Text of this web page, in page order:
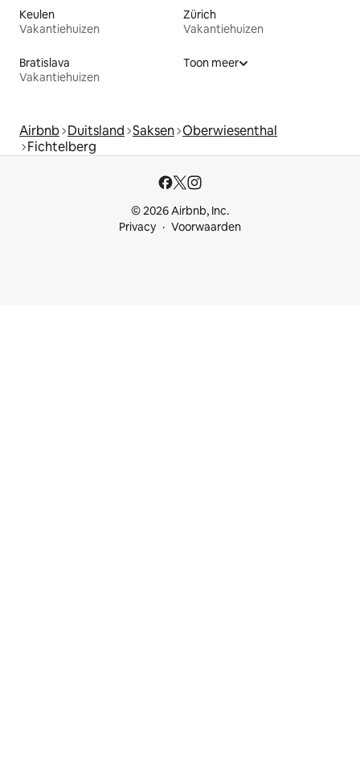
Keulen
Vakantiehuizen
Zürich
Vakantiehuizen
Bratislava
Vakantiehuizen
Toon meer
Airbnb Duitsland Saksen Oberwiesenthal
Fichtelberg
© 2026 Airbnb, Inc.
Privacy
Voorwaarden